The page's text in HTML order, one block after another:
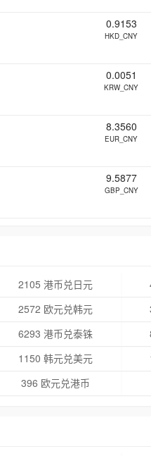
0.9153
HKD_CNY
0.0051
KRW_CNY
8.3560
EUR_CNY
9.5877
GBP_CNY
2105 港币兑日元
2572 欧元兑韩元
6293 港币兑泰铢
1150 韩元兑美元
396 欧元兑港币